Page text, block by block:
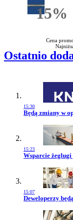
15%
Cena
Ostatnio
15:30
Przejdź do
Będą zmiany w
15:23
Przejdź do
Wsparcie żeglugi
15:07
Przejdź do
Deweloperzy